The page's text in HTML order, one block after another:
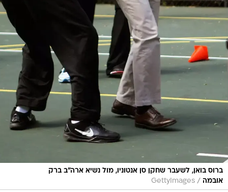
ברוס בואן, לשעבר שחקן סן אנטוניו, מול נשיא ארה"ב ברק
אובמה /
GettyImages